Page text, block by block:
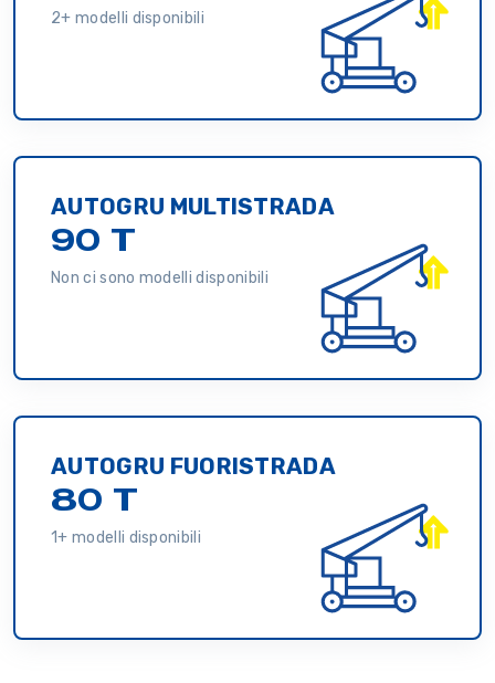
2+ modelli disponibili
AUTOGRU MULTISTRADA
90 T
Non ci sono modelli disponibili
AUTOGRU FUORISTRADA
80 T
1+ modelli disponibili